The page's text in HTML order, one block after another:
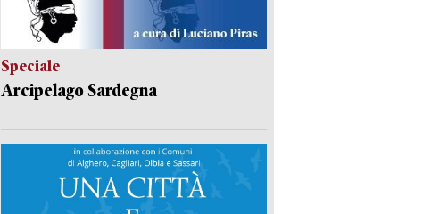
Speciale
Arcipelago Sardegna